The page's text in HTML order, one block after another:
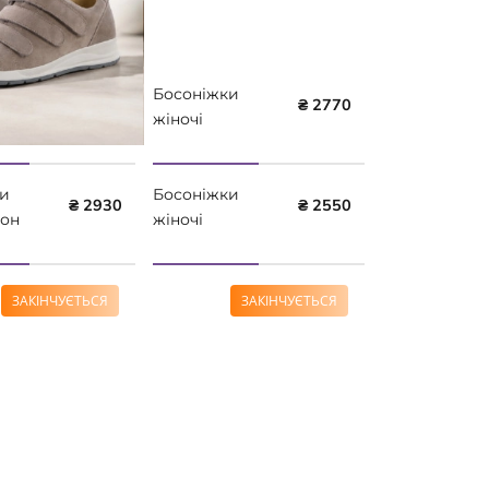
Босоніжки
жіночі
Leon 935 рожеві
₴ 2770
₴ 2930
Босоніжки
жіночі
Leon 924
коричневі
₴ 2550
ЗАКІНЧУЄТЬСЯ ЗАКІНЧУЄТЬСЯ